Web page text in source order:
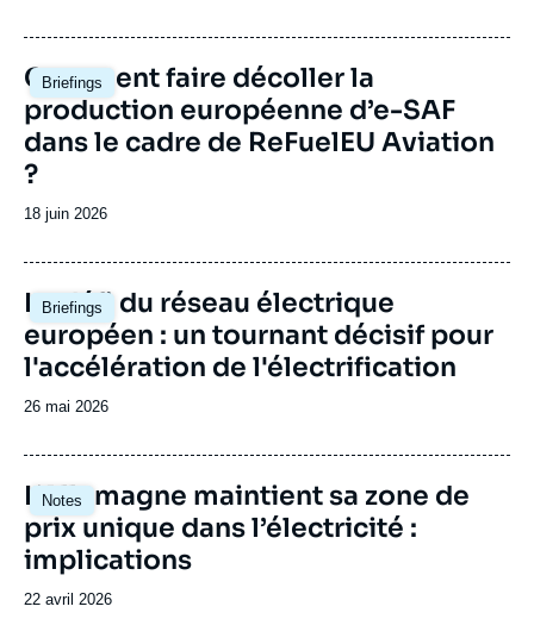
publication
Briefings
Image
principale
Comment faire décoller la
production européenne d’e-SAF
dans le cadre de ReFuelEU Aviation
?
Date
publication
18 juin 2026
Briefings
Image
principale
Le défi du réseau électrique
européen : un tournant décisif pour
l'accélération de l'électrification
Date
publication
26 mai 2026
Notes
Image
principale
L’Allemagne maintient sa zone de
prix unique dans l’électricité :
implications
Date
22 avril 2026